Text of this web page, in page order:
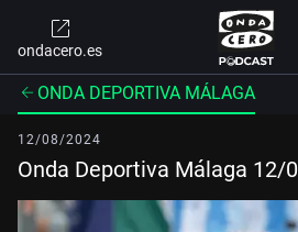
ondacero.es
ONDA DEPORTIVA MÁLAGA
12/08/2024
Onda Deportiva Málaga 12/